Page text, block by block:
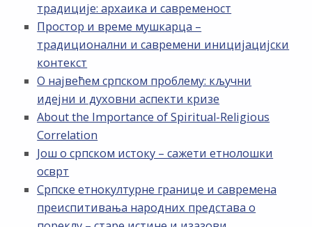
традиције: архаика и савременост
Простор и време мушкарца –
традиционални и савремени иницијацијски
контекст
О највећем српском проблему: кључни
идејни и духовни аспекти кризе
About the Importance of Spiritual-Religious
Correlation
Још о српском истоку – сажети етнолошки
осврт
Српске етнокултурне границе и савремена
преиспитивања народних представа о